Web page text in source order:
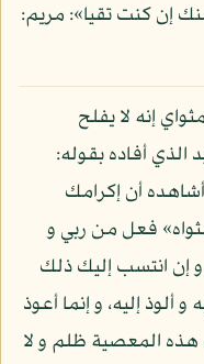
إن كنت تقيا»: مريم:
إنه لا يفلح
أفاده بقوله:
أن إكرامك
فعل من ربي و
إن انتسب إليك ذلك
إليه، و إنما أعوذ
هذه المعصية ظلم و لا